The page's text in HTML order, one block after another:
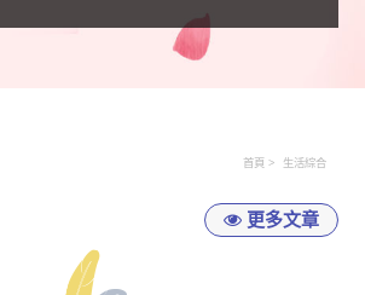
首頁 生活綜合
更多文章